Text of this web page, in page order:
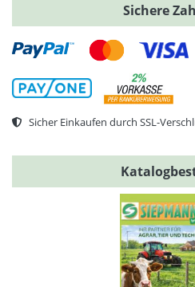
Sichere
Sicher Einkaufen durch SSL-